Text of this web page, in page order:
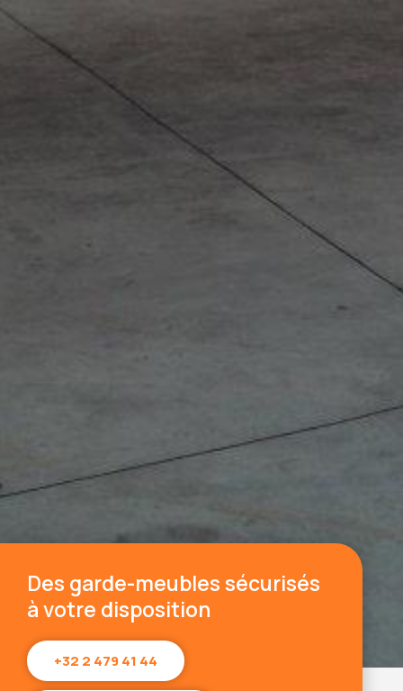
Des garde-meubles sécurisés
à votre disposition
+32 2 479 41 44